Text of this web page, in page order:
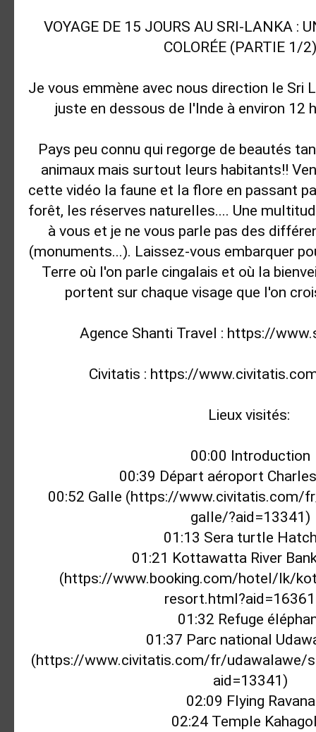
VOYAGE DE 15 JOURS AU SRI-LANKA :
COLORÉE (PARTIE 1/
Je vous emmène avec nous direction le Sri
juste en dessous de l'Inde à environ 12
Pays peu connu qui regorge de beautés
animaux mais surtout leurs habitants!!
cette vidéo la faune et la flore en passant
forêt, les réserves naturelles.... Une
à vous et je ne vous parle pas des
(monuments...). Laissez-vous embarquer
Terre où l'on parle cingalais et où la
portent sur chaque visage que l'on
Agence Shanti Travel : https://
Civitatis : https://
Lieux visités:
00:00
00:39
00:52 Galle (https://www.civitatis.com/
galle/?aid=13341
01:13
01:21 Kottawatta River
(https://www.booking.com/hotel/lk/
01:32
01:37 Parc national
(https://www.civitatis.com/fr/udawalawe/
aid=13341
02:09
Flying Ravana
02:24